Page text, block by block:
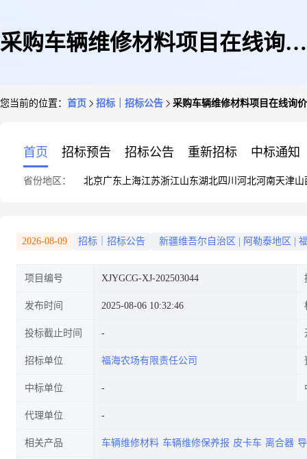
采购车辆维修材料项目在线询价
您当前的位置： 首页 招标｜招标公告 采购车辆维修材料项目在线询
首页 招标预告 招标公告 重新招标 中标通知
省份地区： 北京广东 上海江苏浙江山东湖北四川 河北河南天津山
2026-08-09 招标｜招标公告 新疆维吾尔自治区 阿勒泰地区
项目编号 XJYGCG-XJ-202503044
发布时间 2025-08-06 10:32:46
投标截止时间
招标单位 福海农场有限责任公司
中标单位
代理单位
相关产品 车辆维修材料 车辆维修保养报 皮卡车 离合器